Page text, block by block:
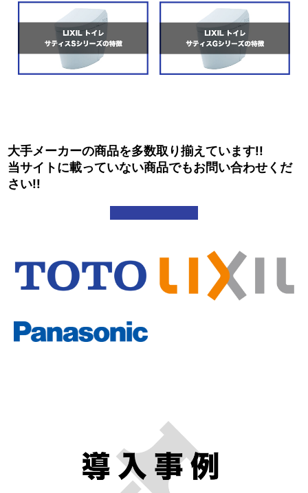
大手メーカーの商品を多数取り揃えています!!
当サイトに載っていない商品でもお問い合わせくだ
さい!!